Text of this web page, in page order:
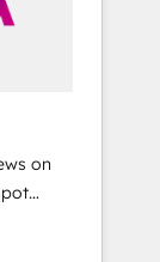
on
team